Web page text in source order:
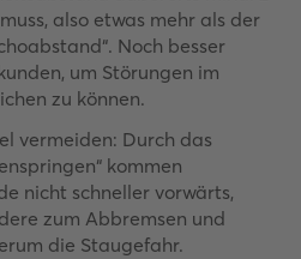
also etwas mehr als der
Noch besser
um Störungen im
zu können.
vermeiden: Durch das
kommen
nicht schneller vorwärts,
zum Abbremsen und
die Staugefahr.